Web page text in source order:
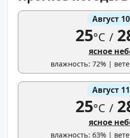
Август 10
25°C /
ясное
влажность: 72% |
Август 11
25°C /
ясное
влажность: 63% |